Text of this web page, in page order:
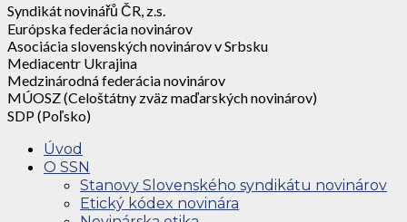
Syndikát novinářů ČR, z.s.
Európska federácia novinárov
Asociácia slovenských novinárov v Srbsku
Mediacentr Ukrajina
Medzinárodná federácia novinárov
MÚOSZ (Celoštátny zväz maďarských novinárov)
SDP (Poľsko)
Úvod
O SSN
Stanovy Slovenského syndikátu novinárov
Etický kódex novinára